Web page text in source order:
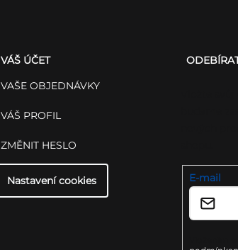
VÁŠ ÚČET
VAŠE OBJEDNÁVKY
VÁŠ PROFIL
ZMĚNIT HESLO
Nastavení cookies E-mail